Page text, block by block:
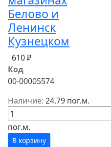
Белово и
Ленинск
Кузнецком
610 ₽
Код
00-00005574
Наличие: 24.79 пог.м.
пог.м.
В корзину